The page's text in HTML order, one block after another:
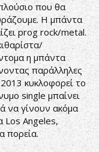
που θα
Η μπάντα
prog rock/metal.
η μπάντα
παράλληλες
κυκλοφορεί το
single μπαίνει
να γίνουν ακόμα
Los Angeles,
πορεία.